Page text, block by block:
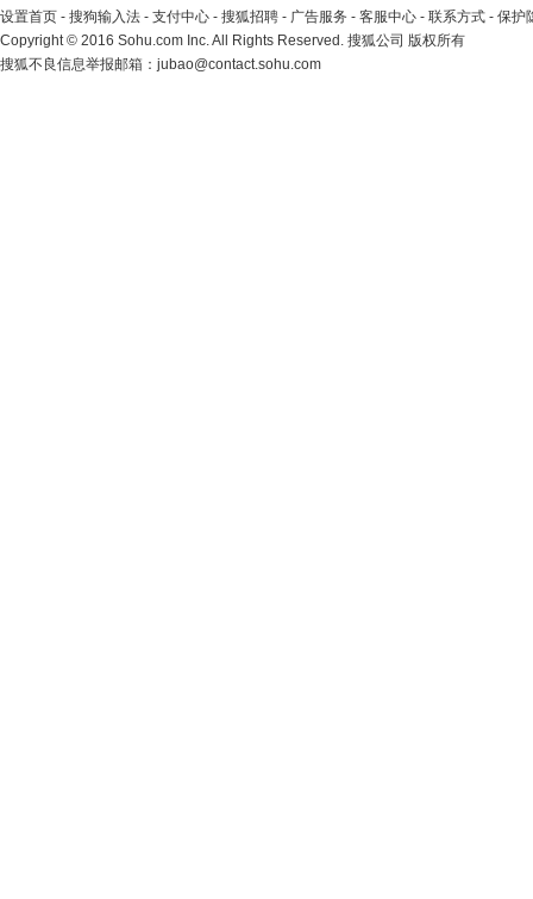
设置首页 - 搜狗输入法 - 支付中心 - 搜狐招聘 - 广告服务 - 客服中心 - 联系方式 - 保护
Copyright© 2016 Sohu.com Inc. All Rights Reserved. 搜狐公司 版权所有
搜狐不良信息举报邮箱： jubao@contact.sohu.com